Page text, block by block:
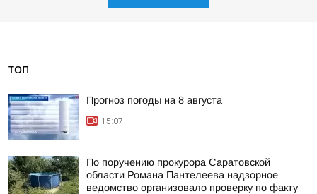
ТОП
Прогноз погоды на 8 августа
15:07
По поручению прокурора Саратовской
области Романа Пантелеева надзорное
ведомство организовало проверку по факту